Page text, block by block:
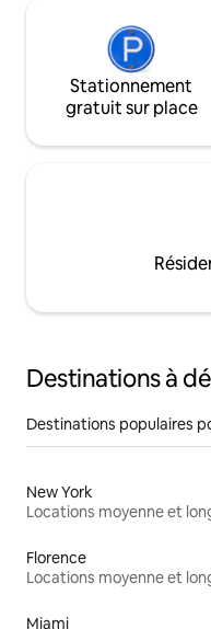
Stationnement
gratuit sur place
Destinations à
Destinations populaires
New York
Florence
Miami